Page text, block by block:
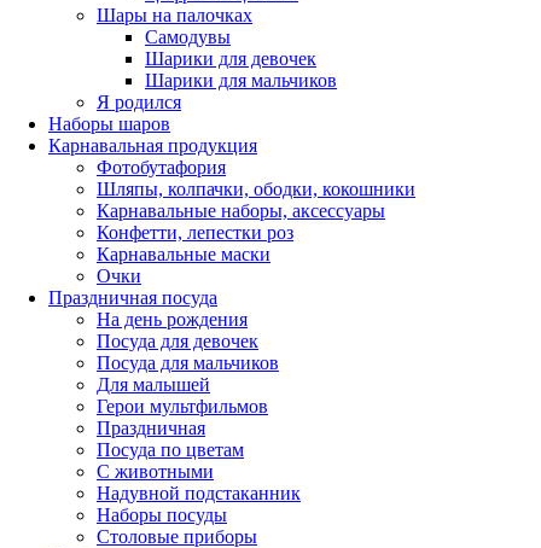
Шары на палочках
Самодувы
Шарики для девочек
Шарики для мальчиков
Я родился
Наборы шаров
Карнавальная продукция
Фотобутафория
Шляпы, колпачки, ободки, кокошники
Карнавальные наборы, аксессуары
Конфетти, лепестки роз
Карнавальные маски
Очки
Праздничная посуда
На день рождения
Посуда для девочек
Посуда для мальчиков
Для малышей
Герои мультфильмов
Праздничная
Посуда по цветам
С животными
Надувной подстаканник
Наборы посуды
Столовые приборы